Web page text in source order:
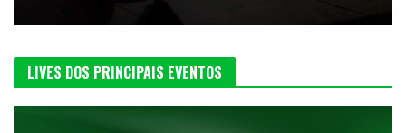
LIVES DOS PRINCIPAIS EVENTOS